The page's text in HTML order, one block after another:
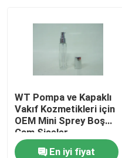
Fabrika turu
Kalite Kontrolü
Bizimle İletişim
Bir İndirim İste
WT Pompa ve Kapaklı
Vakıf Kozmetikleri için
OEM Mini Sprey Boş
Cam Şişeler
En iyi fiyat